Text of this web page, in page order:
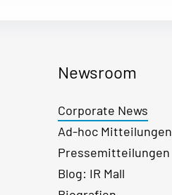
Newsroom
Corporate News
Ad-hoc Mitteilungen
Pressemitteilungen
Blog: IR Mall